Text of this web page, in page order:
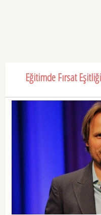
Eğitimde Fırsat